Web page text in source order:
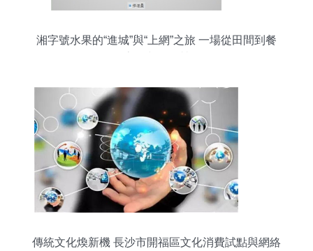
湘字號水果的“進城”與“上網”之旅 一場從田間到餐
傳統文化煥新機 長沙市開福區文化消費試點與網絡